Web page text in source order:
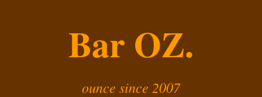
Bar OZ.
ounce since 2007